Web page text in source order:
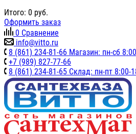
Итого: 0 руб.
Оформить заказ
0 Сравнение
info@vitto.ru
8 (861) 234-81-66 Магазин: пн-сб
+7 (989) 827-77-66
8 (861) 234-81-65 Склад: пн-пт 8:00-